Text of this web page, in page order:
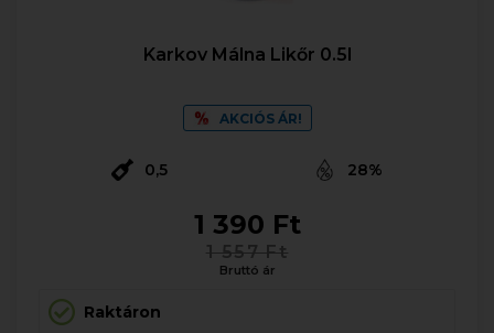
Karkov Málna Likőr 0.5l
AKCIÓS ÁR!
0,5 28%
1 390 Ft
1 557 Ft
Bruttó ár
Raktáron